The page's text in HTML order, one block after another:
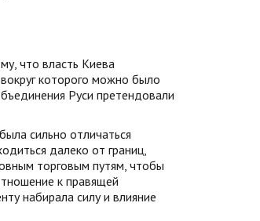
что власть Киева
которого можно было
Руси претендовали
сильно отличаться
далеко от границ,
торговым путям, чтобы
к правящей
набирала силу и влияние